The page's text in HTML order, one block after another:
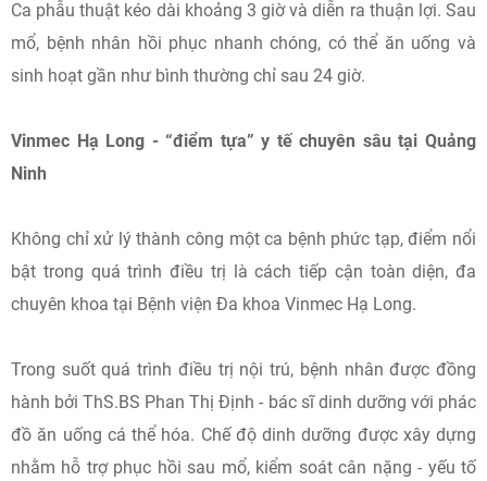
Ca phẫu thuật kéo dài khoảng 3 giờ và diễn ra thuận lợi. Sau
mổ, bệnh nhân hồi phục nhanh chóng, có thể ăn uống và
sinh hoạt gần như bình thường chỉ sau 24 giờ.
Vinmec Hạ Long - “điểm tựa” y tế chuyên sâu tại Quảng
Ninh
Không chỉ xử lý thành công một ca bệnh phức tạp, điểm nổi
bật trong quá trình điều trị là cách tiếp cận toàn diện, đa
chuyên khoa tại Bệnh viện Đa khoa Vinmec Hạ Long.
Trong suốt quá trình điều trị nội trú, bệnh nhân được đồng
hành bởi ThS.BS Phan Thị Định - bác sĩ dinh dưỡng với phác
đồ ăn uống cá thể hóa. Chế độ dinh dưỡng được xây dựng
nhằm hỗ trợ phục hồi sau mổ, kiểm soát cân nặng - yếu tố